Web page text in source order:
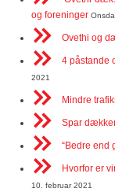
og foreninger
Ovethi og
4 påstande
2021
Mindre
Spar
“Bedre end
Hvorfor er
10. februar 2021